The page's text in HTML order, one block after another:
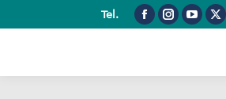
Tel.
Facebook
in
in
in